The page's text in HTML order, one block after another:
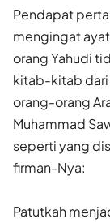
Pendapat
mengingat
orang Yahudi
kitab-kitab dari
orang-orang
Muhammad
seperti yang
firman-Nya:
Patutkah